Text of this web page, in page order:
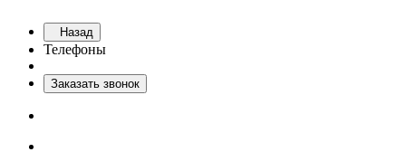
Назад
Телефоны
Заказать звонок